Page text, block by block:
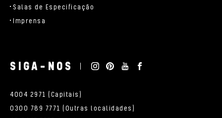
Salas de Especificação
Imprensa
SIGA-NOS
4004 2971 (Capitais)
0300 789 7771 (Outras localidades)